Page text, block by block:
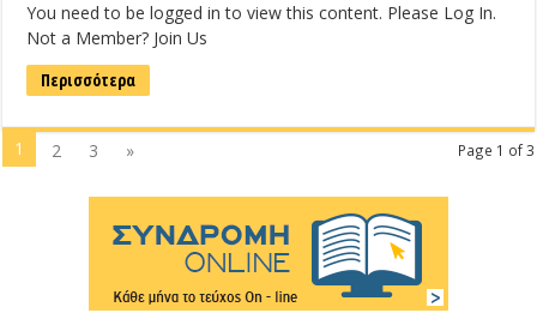
You need to be logged in to view this content. Please Log In.
Not a Member? Join Us
Περισσότερα
Page 1 of 3
1 2 3 »